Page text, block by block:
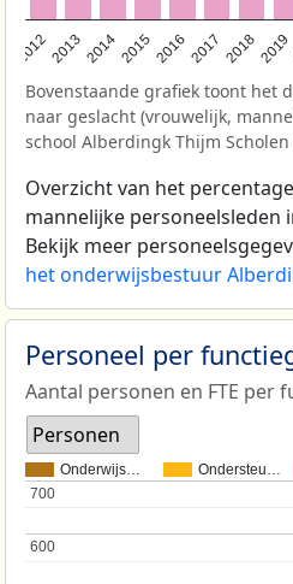
201220132014201520162017 20182019
Bovenstaande grafiek toont het
naar geslacht (vrouwelijk,
school Alberdingk Thijm Scholen
Overzicht van het
mannelijke personeelsleden
Bekijk meer
het onderwijsbestuur
Personeel per
Aantal personen en FTE per
Personen
Onderwijs… Ondersteu…
600
600
700
700